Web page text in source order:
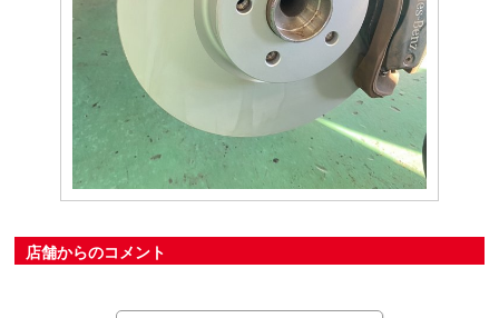
店舗からのコメント